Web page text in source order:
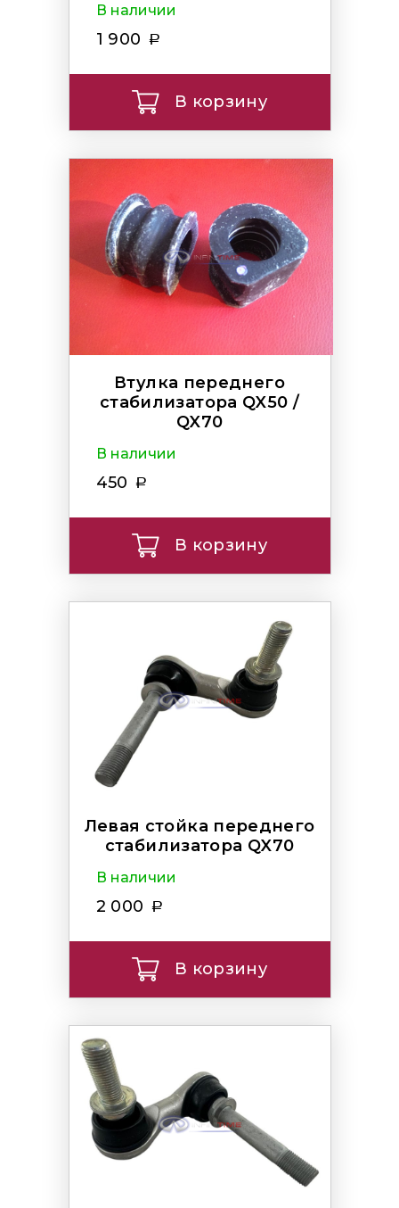
В наличии
1 900
В корзину
Втулка переднего
стабилизатора QX50 /
QX70
В наличии
450
В корзину
Левая стойка переднего
стабилизатора QX70
В наличии
2 000
В корзину